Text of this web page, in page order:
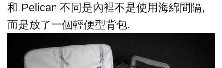
和 Pelican 不同是內裡不是使用海綿間隔,
而是放了一個輕便型背包.